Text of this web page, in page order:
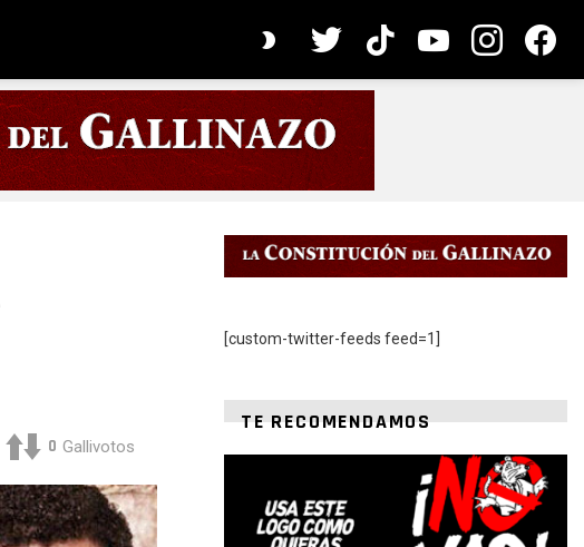
CAMBIAR
PIEL
0 Gallivotos
[custom-twitter-feeds feed=1]
TE RECOMENDAMOS